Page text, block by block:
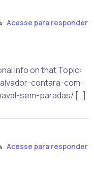
Acesse para responder
Info on that Topic:
contara-com-
sem-paradas/ […]
Acesse para responder